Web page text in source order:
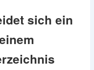
sich ein